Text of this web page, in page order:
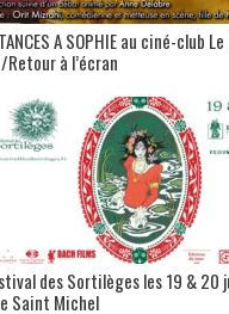
A SOPHIE au ciné-club Le
à l’écran
des Sortilèges les 19 & 20
Saint Michel